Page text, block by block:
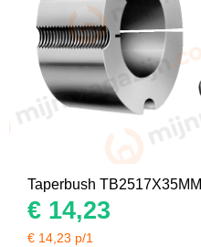
Taperbush TB2517X35MM
€14,23
€ 14,23 p/1